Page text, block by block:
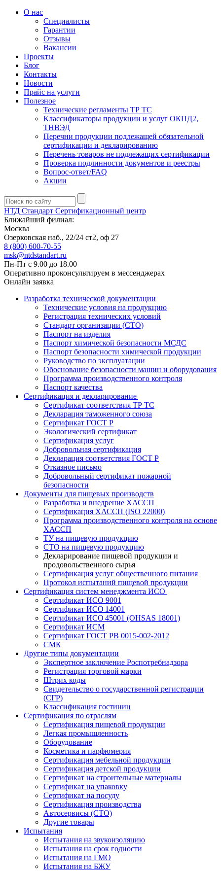
О нас
Специалисты
Гарантии
Отзывы
Вакансии
Проекты
Блог
Контакты
Новости
Прайс на услуги
Полезное
Технические регламенты ТР ТС
Классификаторы продукции и услуг ОКПД2,
ТНВЭД
Перечни продукции подлежащей обязательной
сертификации и декларированию
Перечень товаров не подлежащих сертификации
Проверка подлинности документов и реестры
Вопрос-ответ/FAQ
Акции
НТД Стандарт Сертификационный центр
Ближайший филиал:
Москва
Озерковская наб., 22/24 ст2, оф 27
8 (800) 600-70-55
msk@ntdstandart.ru
Пн-Пт с 9.00 до 18.00
Оперативно проконсультируем в мессенджерах
Онлайн заявка
Разработка технической документации
Технические условия на продукцию
Регистрация технических условий
Стандарт организации (СТО)
Паспорт на изделия
Паспорт химической безопасности МСДС
Паспорт безопасности химической продукции
Руководство по эксплуатации
Обоснование безопасности машин и оборудования
Программа производственного контроля
Паспорт качества
Сертификация и декларирование
Сертификат соответствия ТР ТС
Декларация таможенного союза
Сертификат ГОСТ Р
Экологический сертификат
Сертификация услуг
Добровольная сертификация
Декларация соответствия ГОСТ Р
Отказное письмо
Добровольный сертификат пожарной
безопасности
Документы для пищевых производств
Разработка и внедрение ХАССП
Сертификация ХАССП (ISO 22000)
Программа производственного контроля на основе
ХАССП
ТУ на пищевую продукцию
СТО на пищевую продукцию
Декларирование пищевой продукции и
продовольственного сырья
Сертификация услуг общественного питания
Протокол испытаний пищевой продукции
Сертификация систем менеджмента ИСО
Сертификат ИСО 9001
Сертификат ИСО 14001
Сертификат ИСО 45001 (OHSAS 18001)
Сертификат ИСМ
Сертификат ГОСТ РВ 0015-002-2012
СМК
Другие типы документации
Экспертное заключение Роспотребнадзора
Регистрация торговой марки
Штрих коды
Свидетельство о государственной регистрации
(СГР)
Классификация гостиниц
Сертификация по отраслям
Сертификация пищевой продукции
Легкая промышленность
Оборудование
Косметика и парфюмерия
Сертификация мебельной продукции
Сертификация детской продукции
Сертификат на строительные материалы
Сертификат на упаковку
Сертификат на посуду
Сертификация производства
Автосервисы (СТО)
Другие товары
Испытания
Испытания на звукоизоляцию
Испытания на срок годности
Испытания на ГМО
Испытания на БЖУ